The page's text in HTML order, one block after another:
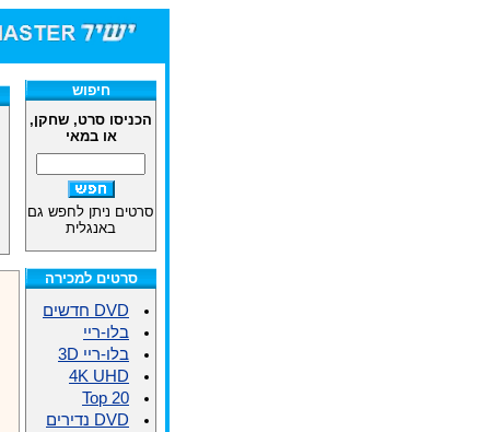
חיפוש
הכניסו סרט, שחקן,
או במאי
סרטים ניתן לחפש גם
באנגלית
סרטים למכירה
DVD חדשים
בלו-ריי
בלו-ריי 3D
4K UHD
Top 20
DVD נדירים